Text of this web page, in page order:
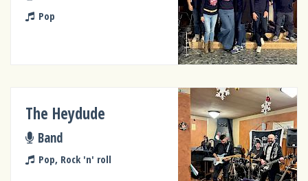
Pop
The Heydude
Band
Pop, Rock 'n' roll